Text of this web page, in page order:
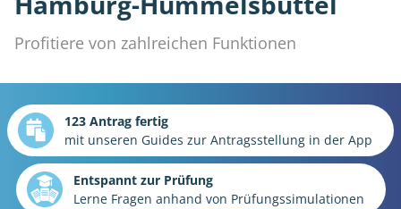
Profitiere von zahlreichen Funktionen
123 Antrag fertig
mit unseren Guides zur Antragsstellung in der App
Entspannt zur Prüfung
Lerne Fragen anhand von Prüfungssimulationen